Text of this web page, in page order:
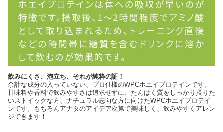
飲みにくさ、泡立ち、それが純粋の証！
余計な成分の入っていない、プロ仕様のWPCホエイプロテインです。
甘味料や香料で飲みやすさは追求せずに、たんぱく質をしっかり摂りた
いストイックな方、ナチュラル志向な方に向けたWPCホエイプロテイ
ンです。もちろんアナタのアイデア次第で美味しく、飲みやすくアレン
ジできます！